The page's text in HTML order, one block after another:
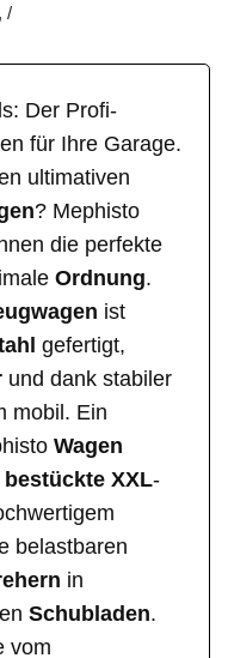
/
Der Profi-
für Ihre Garage.
ultimativen
? Mephisto
die perfekte
Ordnung.
ist
gefertigt,
und dank stabiler
mobil. Ein
Wagen
bestückte XXL-
belastbaren
in
Schubladen.
vom